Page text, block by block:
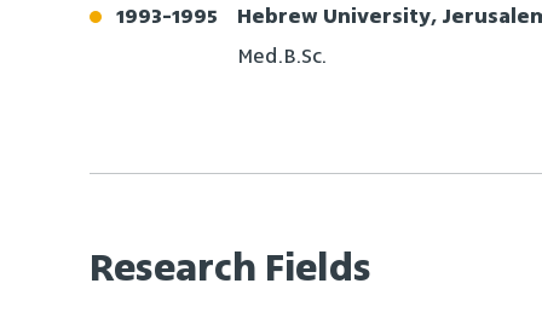
1993-1995
Hebrew University,
Med.B.Sc.
Research Fields